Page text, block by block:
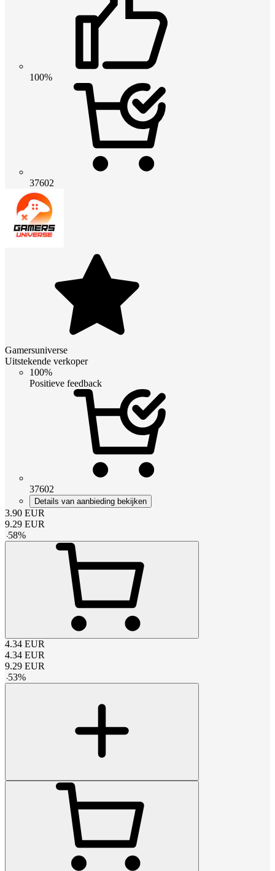
100%
37602
Gamersuniverse
Uitstekende verkoper
100%
Positieve feedback
37602
Details van aanbieding bekijken
3.90 EUR
9.29 EUR
-58%
4.34 EUR
4.34 EUR
9.29 EUR
-53%